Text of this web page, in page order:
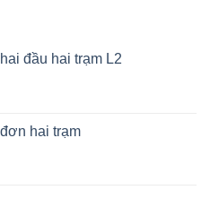
đầu hai trạm L2
hai trạm